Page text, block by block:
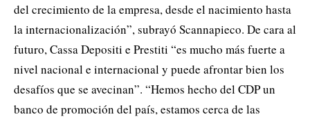
del crecimiento de la empresa, desde el nacimiento hasta
la internacionalización”, subrayó Scannapieco. De cara al
futuro, Cassa Depositi e Prestiti “es mucho más fuerte a
nivel nacional e internacional y puede afrontar bien los
desafíos que se avecinan”. “Hemos hecho del CDP un
banco de promoción del país, estamos cerca de las